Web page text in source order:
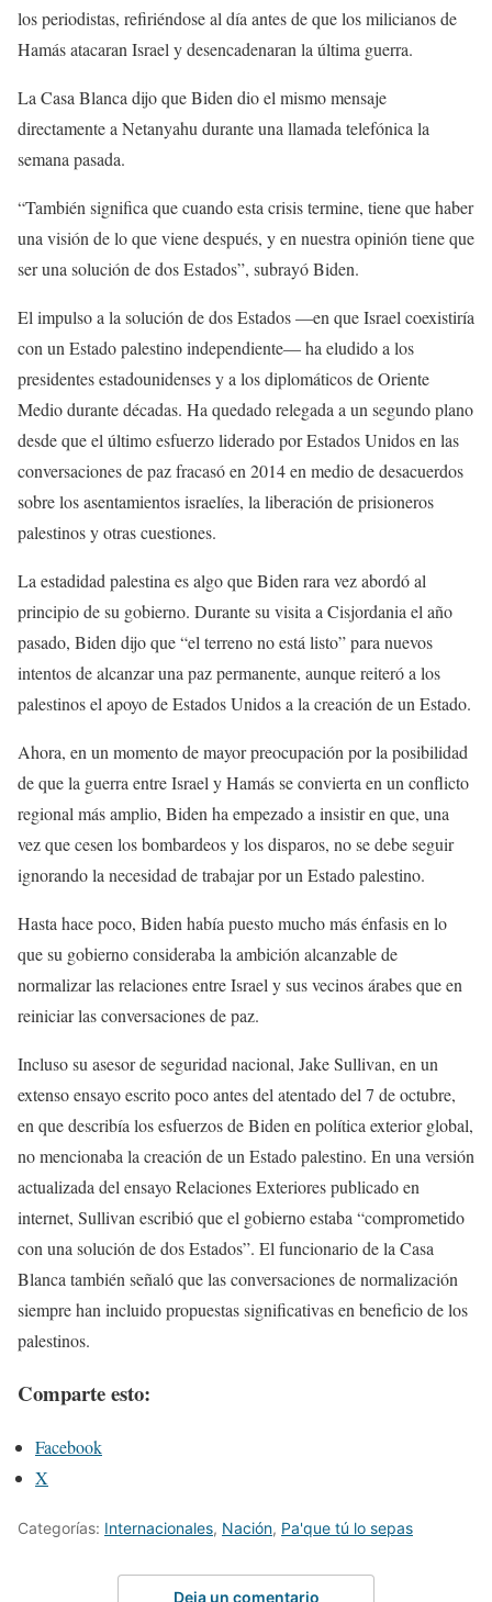
los periodistas, refiriéndose al día antes de que los milicianos de
Hamás atacaran Israel y desencadenaran la última guerra.
La Casa Blanca dijo que Biden dio el mismo mensaje
directamente a Netanyahu durante una llamada telefónica la
semana pasada.
“También significa que cuando esta crisis termine, tiene que haber
una visión de lo que viene después, y en nuestra opinión tiene que
ser una solución de dos Estados”, subrayó Biden.
El impulso a la solución de dos Estados —en que Israel coexistiría
con un Estado palestino independiente— ha eludido a los
presidentes estadounidenses y a los diplomáticos de Oriente
Medio durante décadas. Ha quedado relegada a un segundo plano
desde que el último esfuerzo liderado por Estados Unidos en las
conversaciones de paz fracasó en 2014 en medio de desacuerdos
sobre los asentamientos israelíes, la liberación de prisioneros
palestinos y otras cuestiones.
La estadidad palestina es algo que Biden rara vez abordó al
principio de su gobierno. Durante su visita a Cisjordania el año
pasado, Biden dijo que “el terreno no está listo” para nuevos
intentos de alcanzar una paz permanente, aunque reiteró a los
palestinos el apoyo de Estados Unidos a la creación de un Estado.
Ahora, en un momento de mayor preocupación por la posibilidad
de que la guerra entre Israel y Hamás se convierta en un conflicto
regional más amplio, Biden ha empezado a insistir en que, una
vez que cesen los bombardeos y los disparos, no se debe seguir
ignorando la necesidad de trabajar por un Estado palestino.
Hasta hace poco, Biden había puesto mucho más énfasis en lo
que su gobierno consideraba la ambición alcanzable de
normalizar las relaciones entre Israel y sus vecinos árabes que en
reiniciar las conversaciones de paz.
Incluso su asesor de seguridad nacional, Jake Sullivan, en un
extenso ensayo escrito poco antes del atentado del 7 de octubre,
en que describía los esfuerzos de Biden en política exterior global,
no mencionaba la creación de un Estado palestino. En una versión
actualizada del ensayo Relaciones Exteriores publicado en
internet, Sullivan escribió que el gobierno estaba “comprometido
con una solución de dos Estados”. El funcionario de la Casa
Blanca también señaló que las conversaciones de normalización
siempre han incluido propuestas significativas en beneficio de los
palestinos.
Comparte esto:
Facebook
X
Categorías: Internacionales, Nación, Pa'que tú lo sepas
Deja un comentario